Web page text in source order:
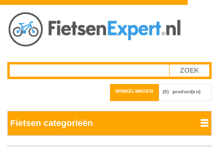
WINKELWAGEN (0) product(en)
Fietsen categorieën